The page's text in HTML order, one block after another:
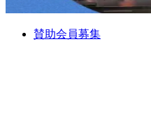
賛助会員募集